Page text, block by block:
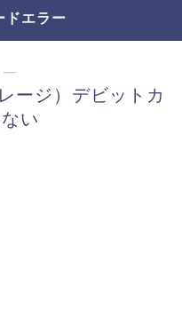
ドエラー
―
ージ）デビットカ
い